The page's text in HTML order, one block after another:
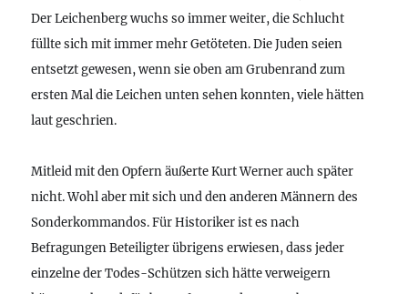
Der Leichenberg wuchs so immer weiter, die Schlucht
füllte sich mit immer mehr Getöteten. Die Juden seien
entsetzt gewesen, wenn sie oben am Grubenrand zum
ersten Mal die Leichen unten sehen konnten, viele hätten
laut geschrien.
Mitleid mit den Opfern äußerte Kurt Werner auch später
nicht. Wohl aber mit sich und den anderen Männern des
Sonderkommandos. Für Historiker ist es nach
Befragungen Beteiligter übrigens erwiesen, dass jeder
einzelne der Todes-Schützen sich hätte verweigern